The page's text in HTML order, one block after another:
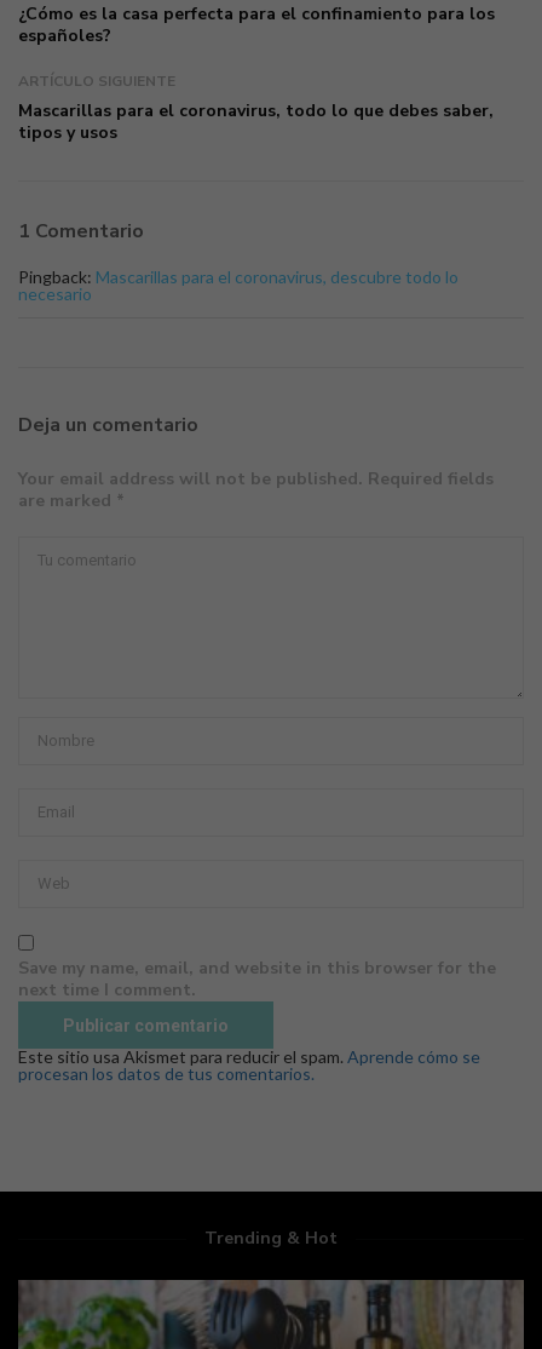
¿Cómo es la casa perfecta para el confinamiento para los
españoles?
ARTÍCULO SIGUIENTE
Mascarillas para el coronavirus, todo lo que debes saber,
tipos y usos
1 Comentario
Pingback: Mascarillas para el coronavirus, descubre todo lo
necesario
Deja un comentario
Your email address will not be published. Required fields
are marked *
Save my name, email, and website in this browser for the
next time I comment.
Este sitio usa Akismet para reducir el spam. Aprende cómo se
procesan los datos de tus comentarios.
Trending & Hot